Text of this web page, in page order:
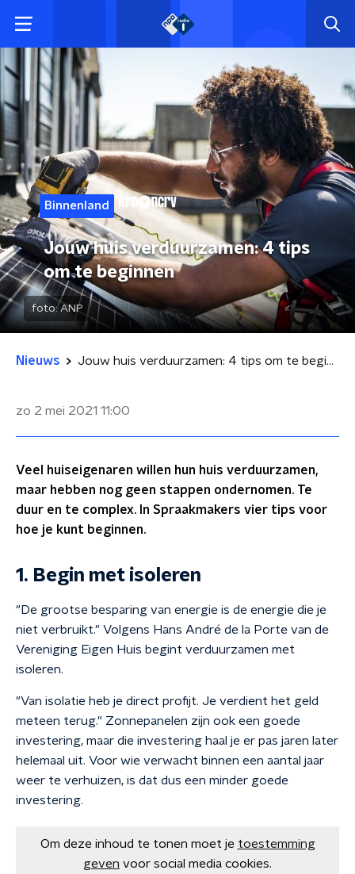
Binnenland
Jouw huis verduurzamen: 4 tips
om te beginnen
foto:ANP
Nieuws Jouw huis verduurzamen: 4 tips om te beginnen
zo 2 mei 2021 11:00
Veel huiseigenaren willen hun huis verduurzamen,
maar hebben nog geen stappen ondernomen. Te
duur en te complex. In Spraakmakers vier tips voor
hoe je kunt beginnen.
1. Begin met isoleren
"De grootse besparing van energie is de energie die je
niet verbruikt." Volgens Hans André de la Porte van de
Vereniging Eigen Huis begint verduurzamen met
isoleren.
"Van isolatie heb je direct profijt. Je verdient het geld
meteen terug." Zonnepanelen zijn ook een goede
investering, maar die investering haal je er pas jaren later
helemaal uit. Voor wie verwacht binnen een aantal jaar
weer te verhuizen, is dat dus een minder goede
investering.
Om deze inhoud te tonen moet je toestemming
geven voor social media cookies.